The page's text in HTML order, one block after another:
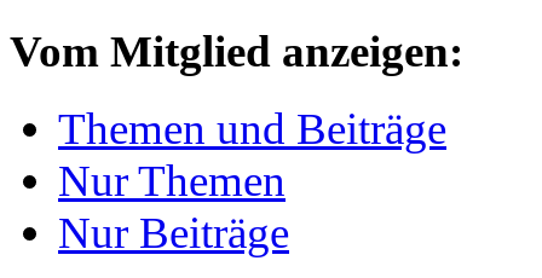
Vom Mitglied anzeigen:
Themen und Beiträge
Nur Themen
Nur Beiträge